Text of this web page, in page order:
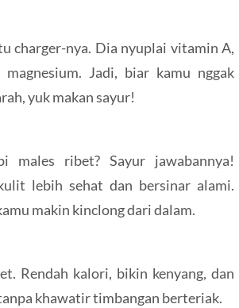
charger-nya. Dia nyuplai vitamin A,
Jadi, biar kamu nggak
yuk makan sayur!
males ribet? Sayur jawabannya!
lebih sehat dan bersinar alami.
makin kinclong dari dalam.
Rendah kalori, bikin kenyang, dan
khawatir timbangan berteriak.